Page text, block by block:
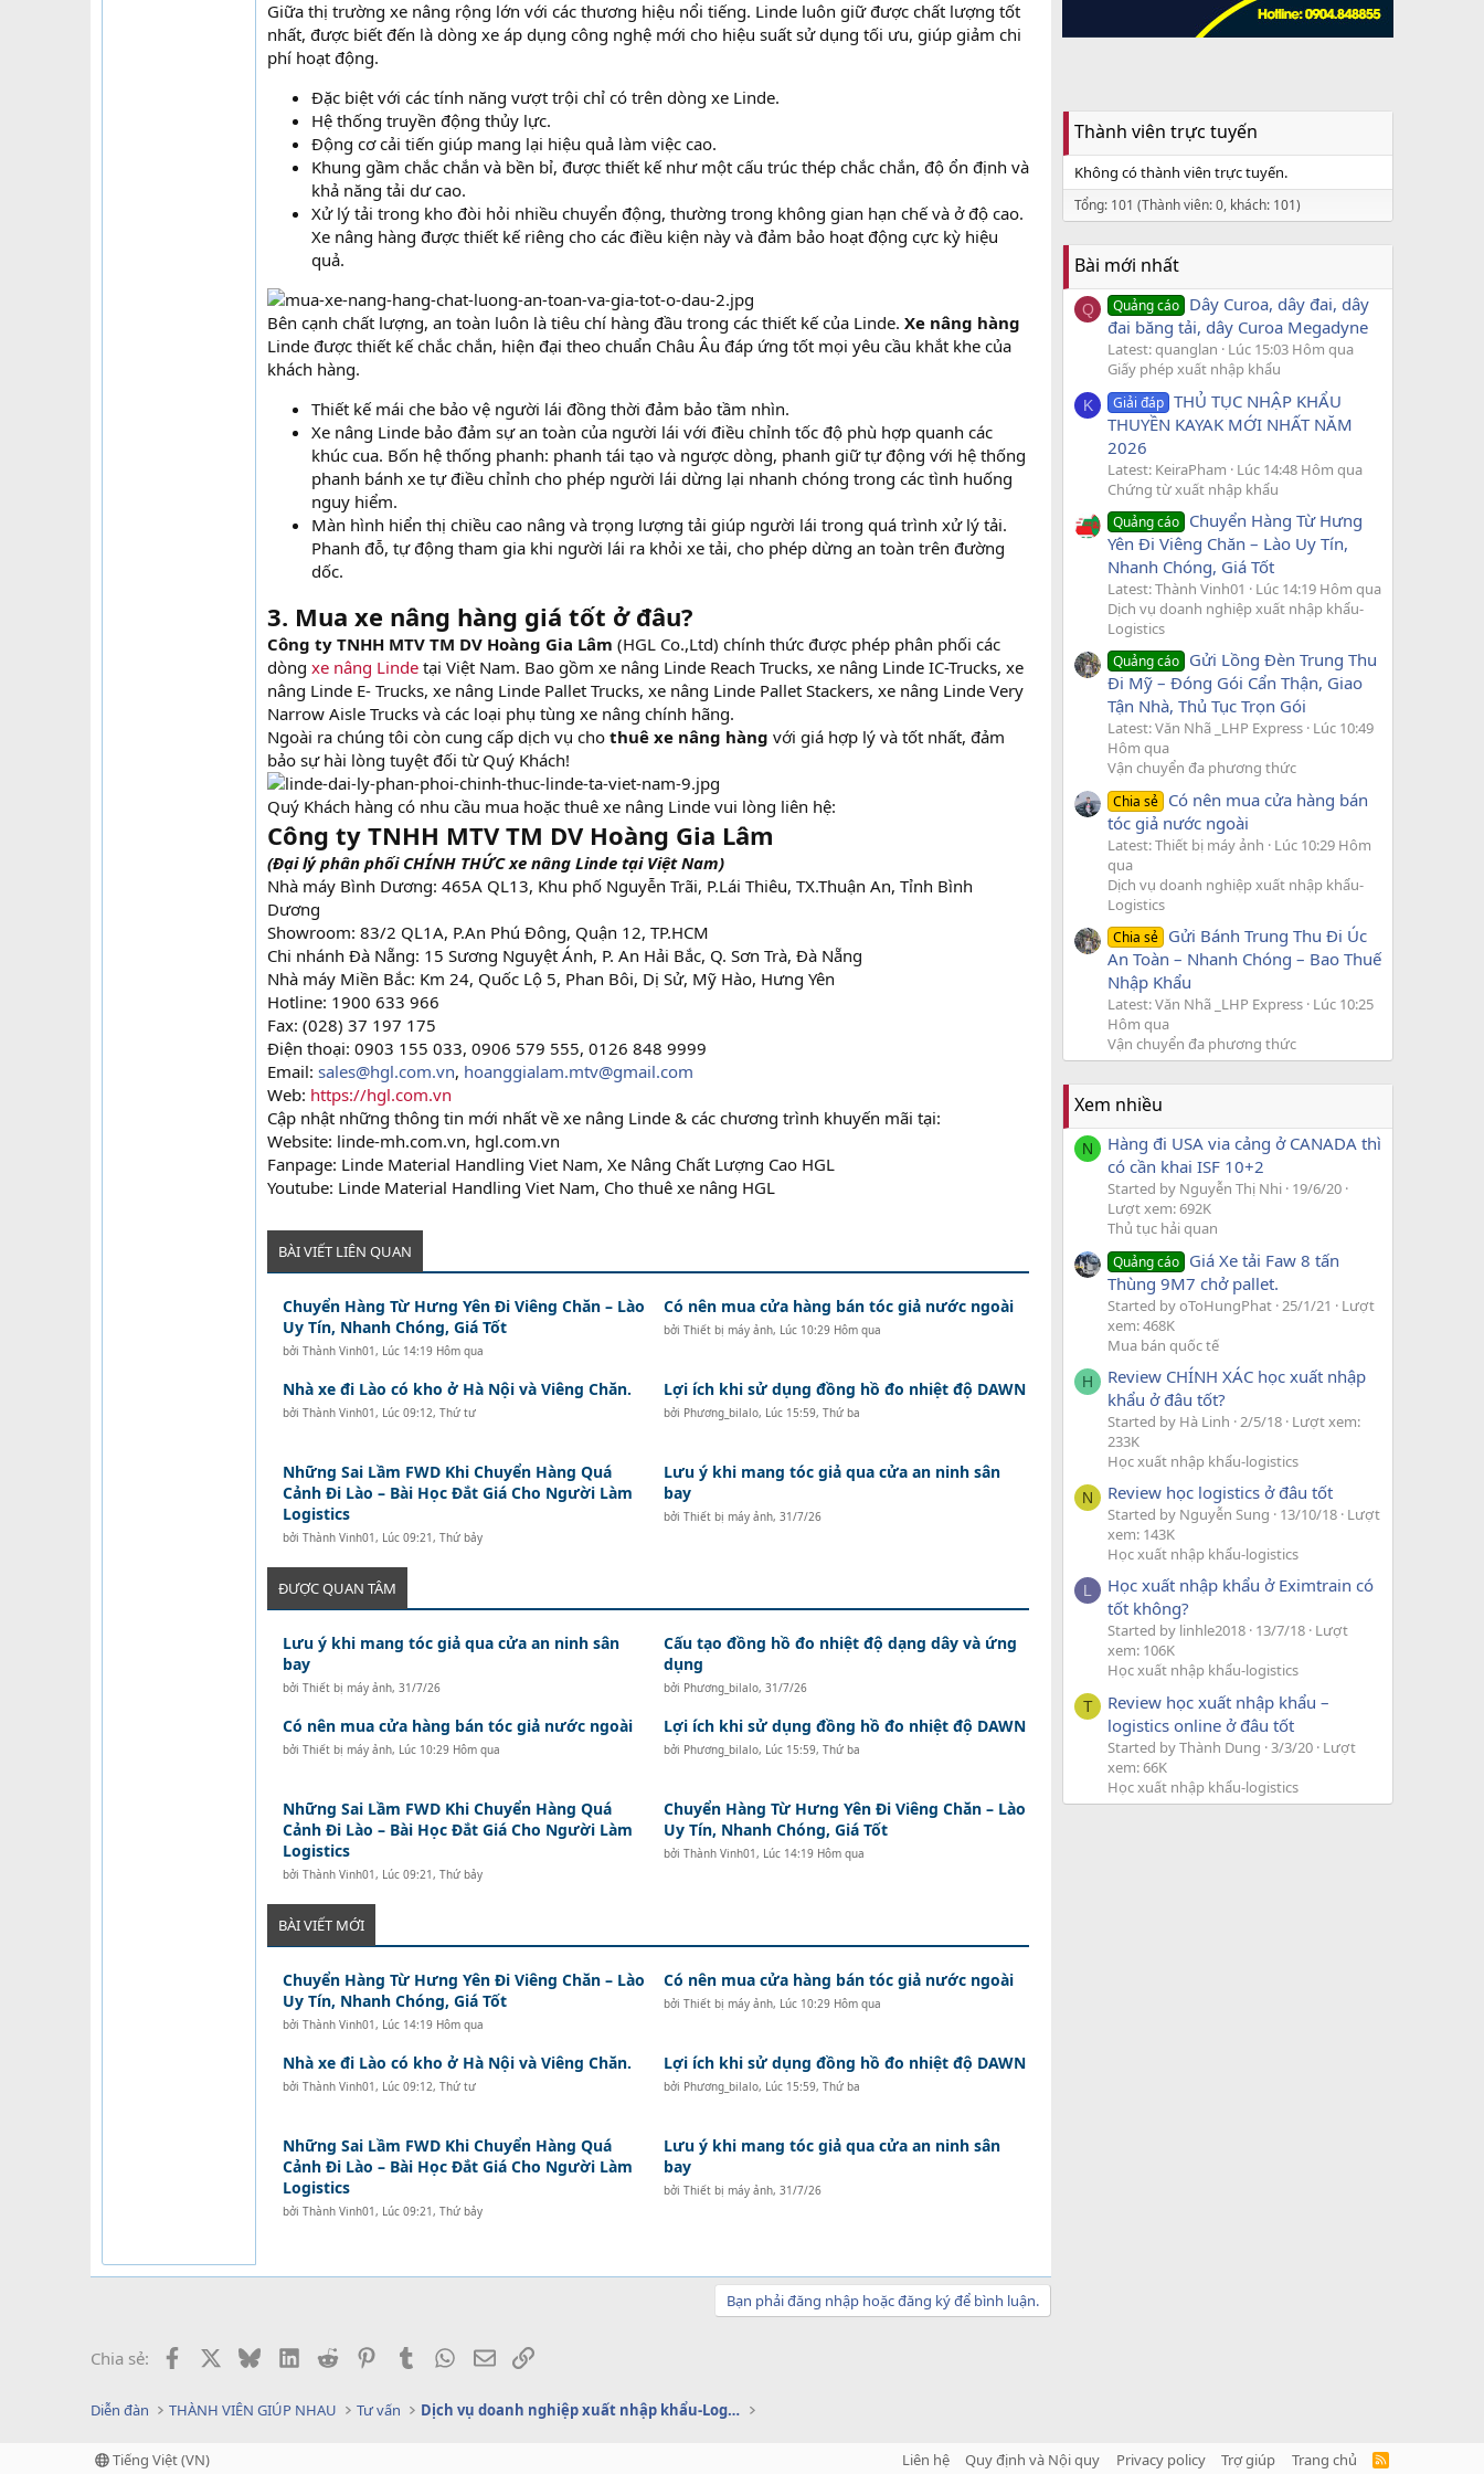
Giữa thị trường xe nâng rộng lớn với các thương hiệu nổi tiếng. Linde luôn giữ được chất lượng tốt
nhất, được biết đến là dòng xe áp dụng công nghệ mới cho hiệu suất sử dụng tối ưu, giúp giảm chi
phí hoạt động.
Đặc biệt với các tính năng vượt trội chỉ có trên dòng xe Linde.
Hệ thống truyền động thủy lực.
Động cơ cải tiến giúp mang lại hiệu quả làm việc cao.
Khung gầm chắc chắn và bền bỉ, được thiết kế như một cấu trúc thép chắc chắn, độ ổn định và
khả năng tải dư cao.
Xử lý tải trong kho đòi hỏi nhiều chuyển động, thường trong không gian hạn chế và ở độ cao.
Xe nâng hàng được thiết kế riêng cho các điều kiện này và đảm bảo hoạt động cực kỳ hiệu
quả.
Bên cạnh chất lượng, an toàn luôn là tiêu chí hàng đầu trong các thiết kế của Linde. Xe nâng hàng
Linde được thiết kế chắc chắn, hiện đại theo chuẩn Châu Âu đáp ứng tốt mọi yêu cầu khắt khe của
khách hàng.
Thiết kế mái che bảo vệ người lái đồng thời đảm bảo tầm nhìn.
Xe nâng Linde bảo đảm sự an toàn của người lái với điều chỉnh tốc độ phù hợp quanh các
khúc cua. Bốn hệ thống phanh: phanh tái tạo và ngược dòng, phanh giữ tự động với hệ thống
phanh bánh xe tự điều chỉnh cho phép người lái dừng lại nhanh chóng trong các tình huống
nguy hiểm.
Màn hình hiển thị chiều cao nâng và trọng lượng tải giúp người lái trong quá trình xử lý tải.
Phanh đỗ, tự động tham gia khi người lái ra khỏi xe tải, cho phép dừng an toàn trên đường
dốc.
3. Mua xe nâng hàng giá tốt ở đâu?
Công ty TNHH MTV TM DV Hoàng Gia Lâm (HGL Co.,Ltd) chính thức được phép phân phối các
dòng xe nâng Linde tại Việt Nam. Bao gồm xe nâng Linde Reach Trucks, xe nâng Linde IC-Trucks, xe
nâng Linde E- Trucks, xe nâng Linde Pallet Trucks, xe nâng Linde Pallet Stackers, xe nâng Linde Very
Narrow Aisle Trucks và các loại phụ tùng xe nâng chính hãng.
Ngoài ra chúng tôi còn cung cấp dịch vụ cho thuê xe nâng hàng với giá hợp lý và tốt nhất, đảm
bảo sự hài lòng tuyệt đối từ Quý Khách!
Quý Khách hàng có nhu cầu mua hoặc thuê xe nâng Linde vui lòng liên hệ:
Công ty TNHH MTV TM DV Hoàng Gia Lâm
(Đại lý phân phối CHÍNH THỨC xe nâng Linde tại Việt Nam)
Nhà máy Bình Dương: 465A QL13, Khu phố Nguyễn Trãi, P.Lái Thiêu, TX.Thuận An, Tỉnh Bình
Dương
Showroom: 83/2 QL1A, P.An Phú Đông, Quận 12, TP.HCM
Chi nhánh Đà Nẵng: 15 Sương Nguyệt Ánh, P. An Hải Bắc, Q. Sơn Trà, Đà Nẵng
Nhà máy Miền Bắc: Km 24, Quốc Lộ 5, Phan Bôi, Dị Sử, Mỹ Hào, Hưng Yên
Hotline: 1900 633 966
Fax: (028) 37 197 175
Điện thoại: 0903 155 033, 0906 579 555, 0126 848 9999
Email: sales@hgl.com.vn, hoanggialam.mtv@gmail.com
Web: https://hgl.com.vn
Cập nhật những thông tin mới nhất về xe nâng Linde & các chương trình khuyến mãi tại:
Website: linde-mh.com.vn, hgl.com.vn
Fanpage: Linde Material Handling Viet Nam, Xe Nâng Chất Lượng Cao HGL
Youtube: Linde Material Handling Viet Nam, Cho thuê xe nâng HGL
BÀI VIẾT LIÊN QUAN
Chuyển Hàng Từ Hưng Yên Đi Viêng Chăn – Lào
Uy Tín, Nhanh Chóng, Giá Tốt
bởi Thành Vinh01, Lúc 14:19 Hôm qua
Có nên mua cửa hàng bán tóc giả nước ngoài
bởi Thiết bị máy ảnh, Lúc 10:29 Hôm qua
Nhà xe đi Lào có kho ở Hà Nội và Viêng Chăn.
bởi Thành Vinh01, Lúc 09:12, Thứ tư
Lợi ích khi sử dụng đồng hồ đo nhiệt độ DAWN
bởi Phương_bilalo, Lúc 15:59, Thứ ba
Những Sai Lầm FWD Khi Chuyển Hàng Quá
Cảnh Đi Lào – Bài Học Đắt Giá Cho Người Làm
Logistics
bởi Thành Vinh01, Lúc 09:21, Thứ bảy
Lưu ý khi mang tóc giả qua cửa an ninh sân
bay
bởi Thiết bị máy ảnh, 31/7/26
ĐƯỢC QUAN TÂM
Lưu ý khi mang tóc giả qua cửa an ninh sân
bay
bởi Thiết bị máy ảnh, 31/7/26
Cấu tạo đồng hồ đo nhiệt độ dạng dây và ứng
dụng
bởi Phương_bilalo, 31/7/26
Có nên mua cửa hàng bán tóc giả nước ngoài
bởi Thiết bị máy ảnh, Lúc 10:29 Hôm qua
Lợi ích khi sử dụng đồng hồ đo nhiệt độ DAWN
bởi Phương_bilalo, Lúc 15:59, Thứ ba
Những Sai Lầm FWD Khi Chuyển Hàng Quá
Cảnh Đi Lào – Bài Học Đắt Giá Cho Người Làm
Logistics
bởi Thành Vinh01, Lúc 09:21, Thứ bảy
Chuyển Hàng Từ Hưng Yên Đi Viêng Chăn – Lào
Uy Tín, Nhanh Chóng, Giá Tốt
bởi Thành Vinh01, Lúc 14:19 Hôm qua
BÀI VIẾT MỚI
Chuyển Hàng Từ Hưng Yên Đi Viêng Chăn – Lào
Uy Tín, Nhanh Chóng, Giá Tốt
bởi Thành Vinh01, Lúc 14:19 Hôm qua
Có nên mua cửa hàng bán tóc giả nước ngoài
bởi Thiết bị máy ảnh, Lúc 10:29 Hôm qua
Nhà xe đi Lào có kho ở Hà Nội và Viêng Chăn.
bởi Thành Vinh01, Lúc 09:12, Thứ tư
Lợi ích khi sử dụng đồng hồ đo nhiệt độ DAWN
bởi Phương_bilalo, Lúc 15:59, Thứ ba
Những Sai Lầm FWD Khi Chuyển Hàng Quá
Cảnh Đi Lào – Bài Học Đắt Giá Cho Người Làm
Logistics
bởi Thành Vinh01, Lúc 09:21, Thứ bảy
Lưu ý khi mang tóc giả qua cửa an ninh sân
bay
bởi Thiết bị máy ảnh, 31/7/26
Bạn phải đăng nhập hoặc đăng ký để bình luận.
Chia sẻ: Facebook BlueskyLinkedIn
Reddit PinterestTumblr WhatsApp
EmailLink
Thành viên trực tuyến
Không có thành viên trực tuyến.
Tổng: 101 (Thành viên: 0, khách: 101)
Bài mới nhất
Q Quảng cáo Dây Curoa, dây đai, dây
đai băng tải, dây Curoa Megadyne
Latest: quanglan
Lúc 15:03 Hôm qua
Giấy phép xuất nhập khẩu
K Giải đáp THỦ TỤC NHẬP KHẨU
THUYỀN KAYAK MỚI NHẤT NĂM
2026
Latest: KeiraPham
Lúc 14:48 Hôm qua
Chứng từ xuất nhập khẩu
Quảng cáo Chuyển Hàng Từ Hưng
Yên Đi Viêng Chăn – Lào Uy Tín,
Nhanh Chóng, Giá Tốt
Latest: Thành Vinh01
Lúc 14:19 Hôm qua
Dịch vụ doanh nghiệp xuất nhập khẩu-
Logistics
Quảng cáo Gửi Lồng Đèn Trung Thu
Đi Mỹ – Đóng Gói Cẩn Thận, Giao
Tận Nhà, Thủ Tục Trọn Gói
Latest: Văn Nhã _LHP Express Lúc 10:49
Hôm qua
Vận chuyển đa phương thức
Chia sẻ Có nên mua cửa hàng bán
tóc giả nước ngoài
Latest: Thiết bị máy ảnh
Lúc 10:29 Hôm
qua
Dịch vụ doanh nghiệp xuất nhập khẩu-
Logistics
Chia sẻ Gửi Bánh Trung Thu Đi Úc
An Toàn – Nhanh Chóng – Bao Thuế
Nhập Khẩu
Latest: Văn Nhã _LHP Express Lúc 10:25
Hôm qua
Vận chuyển đa phương thức
Xem nhiều
N
Hàng đi USA via cảng ở CANADA thì
có cần khai ISF 10+2
Started by Nguyễn Thị Nhi 19/6/20
Lượt xem: 692K
Thủ tục hải quan
Quảng cáo Giá Xe tải Faw 8 tấn
Thùng 9M7 chở pallet.
Started by oToHungPhat 25/1/21
Lượt
xem: 468K
Mua bán quốc tế
H
Review CHÍNH XÁC học xuất nhập
khẩu ở đâu tốt?
Started by Hà Linh 2/5/18 Lượt xem:
233K
Học xuất nhập khẩu-logistics
N Review học logistics ở đâu tốt
Started by Nguyễn Sung 13/10/18 Lượt
xem: 143K
Học xuất nhập khẩu-logistics
L
Học xuất nhập khẩu ở Eximtrain có
tốt không?
Started by linhle2018 13/7/18 Lượt
xem: 106K
Học xuất nhập khẩu-logistics
T
Review học xuất nhập khẩu –
logistics online ở đâu tốt
Started by Thành Dung 3/3/20 Lượt
xem: 66K
Học xuất nhập khẩu-logistics
Diễn đàn THÀNH VIÊN GIÚP NHAU Tư vấn Dịch vụ doanh nghiệp xuất nhập khẩu-Logistics
Tiếng Việt (VN) Liên hệ Quy định và Nội quy Privacy policy Trợ giúp Trang chủ
R